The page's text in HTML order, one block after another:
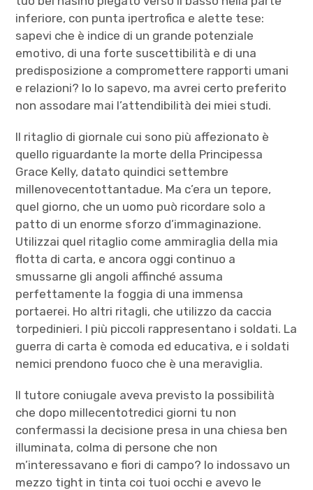
inferiore, con punta ipertrofica e alette tese:
sapevi che è indice di un grande potenziale
emotivo, di una forte suscettibilità e di una
predisposizione a compromettere rapporti umani
e relazioni? Io lo sapevo, ma avrei certo preferito
non assodare mai l’attendibilità dei miei studi.
Il ritaglio di giornale cui sono più affezionato è
quello riguardante la morte della Principessa
Grace Kelly, datato quindici settembre
millenovecentottantadue. Ma c’era un tepore,
quel giorno, che un uomo può ricordare solo a
patto di un enorme sforzo d’immaginazione.
Utilizzai quel ritaglio come ammiraglia della mia
flotta di carta, e ancora oggi continuo a
smussarne gli angoli affinché assuma
perfettamente la foggia di una immensa
portaerei. Ho altri ritagli, che utilizzo da caccia
torpedinieri. I più piccoli rappresentano i soldati. La
guerra di carta è comoda ed educativa, e i soldati
nemici prendono fuoco che è una meraviglia.
Il tutore coniugale aveva previsto la possibilità
che dopo millecentotredici giorni tu non
confermassi la decisione presa in una chiesa ben
illuminata, colma di persone che non
m’interessavano e fiori di campo? Io indossavo un
mezzo tight in tinta coi tuoi occhi e avevo le